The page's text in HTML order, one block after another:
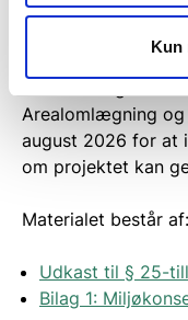
Kun
Lerchesgade 35,
Arealomlægning og
august 2026 for at
om projektet kan
Materialet består af:
Udkast til § 25-
Bilag 1: